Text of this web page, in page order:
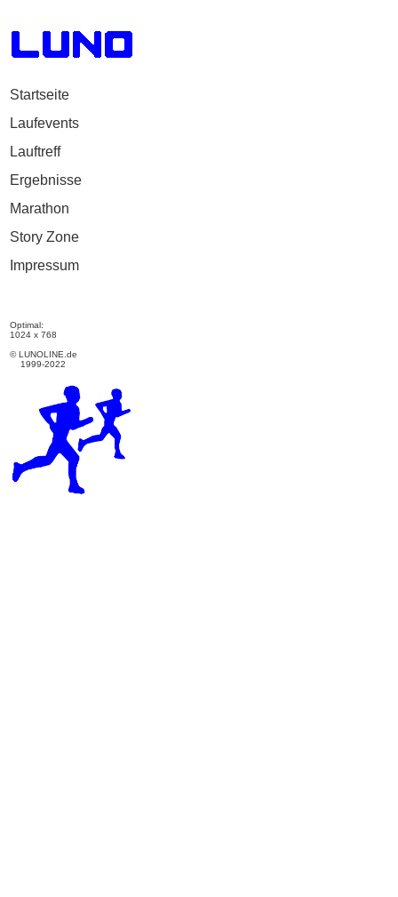
Startseite
Laufevents
Lauftreff
Ergebnisse
Marathon
Story Zone
Impressum
Optimal:
1024 x 768
© LUNOLINE.de
1999-2022